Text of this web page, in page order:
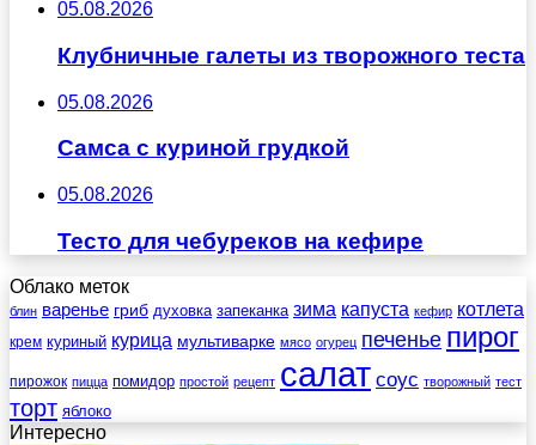
05.08.2026
Клубничные галеты из творожного теста
05.08.2026
Самса с куриной грудкой
05.08.2026
Тесто для чебуреков на кефире
Облако меток
блин варенье гриб духовка запеканка зима капуста кефир котлета
крем куриный курица мультиварке мясо огурец печенье пирог
пирожок пицца помидор простой рецепт салат соус творожный тест
торт яблоко
Интересно